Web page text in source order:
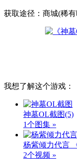
获取途径：商城(稀
我想了解这个游戏：
神墓OL截图(5)
1个图集 »
杨紫倾力代言
2个视频 »